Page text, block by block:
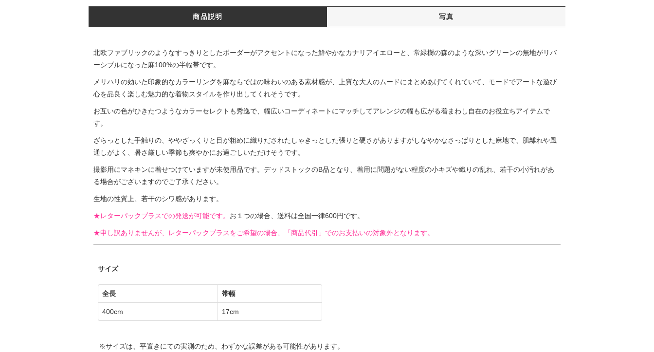
商品説明 写真
北欧ファブリックのようなすっきりとしたボーダーがアクセントになった鮮やかなカナリアイエローと、常緑樹の森のような深いグリーンの無地がリバ
ーシブルになった麻100%の半幅帯です。
メリハリの効いた印象的なカラーリングを麻ならではの味わいのある素材感が、上質な大人のムードにまとめあげてくれていて、モードでアートな遊び
心を品良く楽しむ魅力的な着物スタイルを作り出してくれそうです。
お互いの色がひきたつようなカラーセレクトも秀逸で、幅広いコーディネートにマッチしてアレンジの幅も広がる着まわし自在のお役立ちアイテムで
す。
ざらっとした手触りの、ややざっくりと目が粗めに織りだされたしゃきっとした張りと硬さがありますがしなやかなさっぱりとした麻地で、肌離れや風
通しがよく、暑さ厳しい季節も爽やかにお過ごしいただけそうです。
撮影用にマネキンに着せつけていますが未使用品です。デッドストックのB品となり、着用に問題がない程度の小キズや織りの乱れ、若干の小汚れがあ
る場合がございますのでご了承ください。
生地の性質上、若干のシワ感があります。
★レターパックプラスでの発送が可能です。 お１つの場合、送料は全国一律600円です。
★申し訳ありませんが、レターパックプラスをご希望の場合、「商品代引」でのお支払いの対象外となります。
サイズ
全長 帯幅
400cm 17cm
サイズは、平置きにての実測のため、わずかな誤差がある可能性があります。